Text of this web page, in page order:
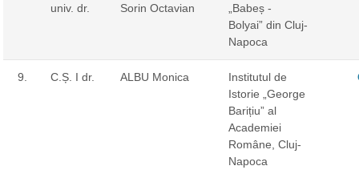
univ. dr.
Sorin Octavian
„Babeș -
Bolyai” din Cluj-
Napoca
9. C.Ș. I dr. ALBU Monica
Institutul de
Istorie „George
Barițiu” al
Academiei
Române, Cluj-
Napoca